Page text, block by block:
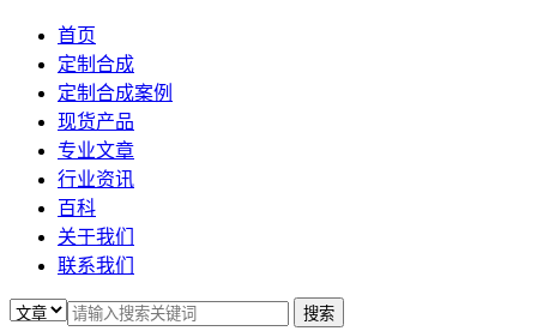
首页
定制合成
定制合成案例
现货产品
专业文章
行业资讯
百科
关于我们
联系我们